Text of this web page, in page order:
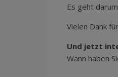
Es geht
Vielen Dank
Und jetzt
Wann haben